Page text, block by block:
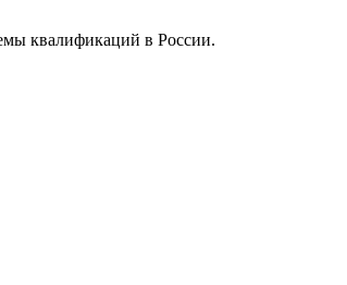
квалификаций в России.